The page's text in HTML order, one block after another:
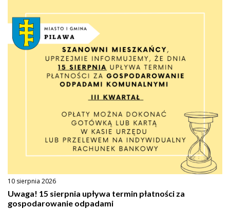
10 sierpnia 2026
Uwaga! 15 sierpnia upływa termin płatności za
gospodarowanie odpadami